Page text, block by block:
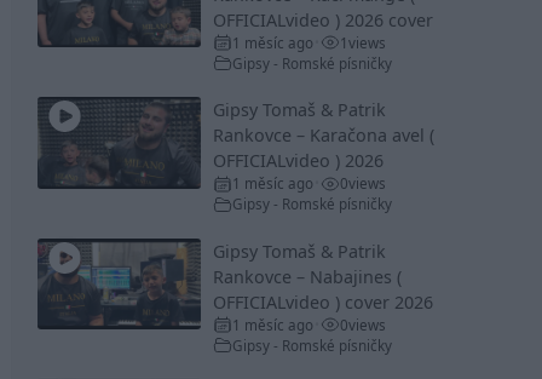
OFFICIALvideo ) 2026 cover
1 měsíc ago 1views
Gipsy - Romské písničky
Gipsy Tomaš & Patrik
Rankovce – Karačona avel (
OFFICIALvideo ) 2026
1 měsíc ago 0views
Gipsy - Romské písničky
Gipsy Tomaš & Patrik
Rankovce – Nabajines (
OFFICIALvideo ) cover 2026
1 měsíc ago 0views
Gipsy - Romské písničky